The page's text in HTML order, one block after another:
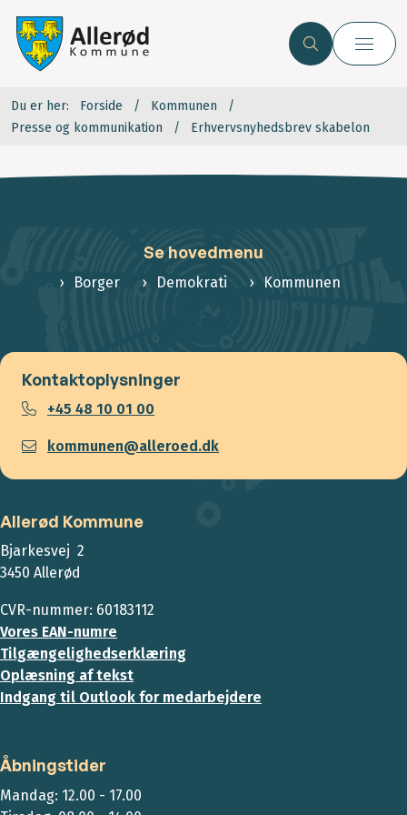
Du er her: Forside
Kommunen
Presse og kommunikation
Erhvervsnyhedsbrev skabelon
Se hovedmenu
Borger Demokrati Kommunen
Kontaktoplysninger
+45 48 10 01 00
kommunen@alleroed.dk
Allerød Kommune
Bjarkesvej 2
3450 Allerød
CVR-nummer: 60183112
Vores EAN-numre
Tilgængelighedserklæring
Oplæsning af tekst
Indgang til Outlook for medarbejdere
Åbningstider
Mandag: 12.00 - 17.00